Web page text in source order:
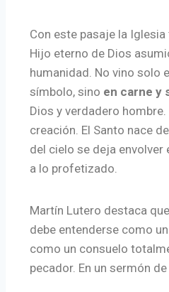
Con este pasaje la
Hijo eterno de Dios
humanidad. No vino solo
símbolo, sino en carne y
Dios y verdadero
creación. El Santo nace
del cielo se deja envolver
a lo profetizado.
Martín Lutero destaca
debe entenderse como
como un consuelo
pecador. En un sermón